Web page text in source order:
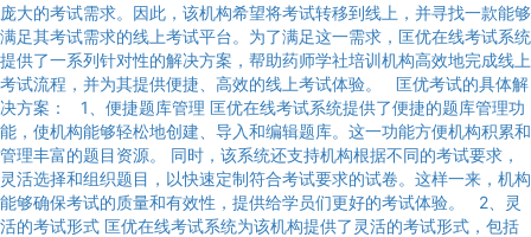
庞大的考试需求。因此，该机构希望将考试转移到线上，并寻找一款能够
满足其考试需求的线上考试平台。为了满足这一需求，匡优在线考试系统
提供了一系列针对性的解决方案，帮助药师学社培训机构高效地完成线上
考试流程，并为其提供便捷、高效的线上考试体验。 匡优考试的具体解
决方案： 1、便捷题库管理 匡优在线考试系统提供了便捷的题库管理功
能，使机构能够轻松地创建、导入和编辑题库。这一功能方便机构积累和
管理丰富的题目资源。 同时，该系统还支持机构根据不同的考试要求，
灵活选择和组织题目，以快速定制符合考试要求的试卷。这样一来，机构
能够确保考试的质量和有效性，提供给学员们更好的考试体验。 2、灵
活的考试形式 匡优在线考试系统为该机构提供了灵活的考试形式，包括